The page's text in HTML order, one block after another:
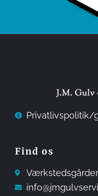
Privatlivspolitik/
Find os